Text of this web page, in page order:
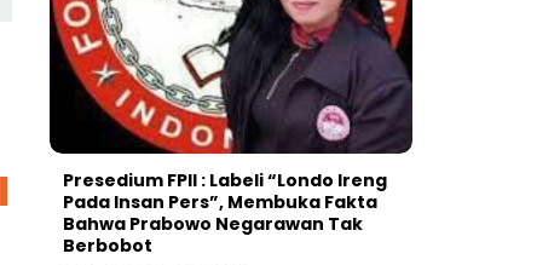
Presedium FPII : Labeli “Londo Ireng
Pada Insan Pers”, Membuka Fakta
Bahwa Prabowo Negarawan Tak
Berbobot